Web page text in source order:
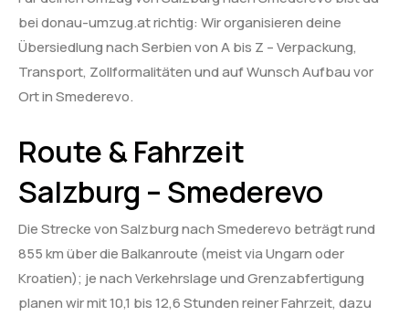
bei donau-umzug.at richtig: Wir organisieren deine
Übersiedlung nach Serbien von A bis Z – Verpackung,
Transport, Zollformalitäten und auf Wunsch Aufbau vor
Ort in Smederevo.
Route & Fahrzeit
Salzburg – Smederevo
Die Strecke von Salzburg nach Smederevo beträgt rund
855 km über die Balkanroute (meist via Ungarn oder
Kroatien); je nach Verkehrslage und Grenzabfertigung
planen wir mit 10,1 bis 12,6 Stunden reiner Fahrzeit, dazu